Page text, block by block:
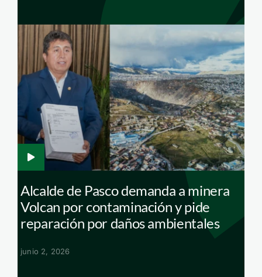
alcalde-de-pasco—
minera—centro-labor
Alcalde de Pasco demanda a minera
Volcan por contaminación y pide
reparación por daños ambientales
junio 2, 2026